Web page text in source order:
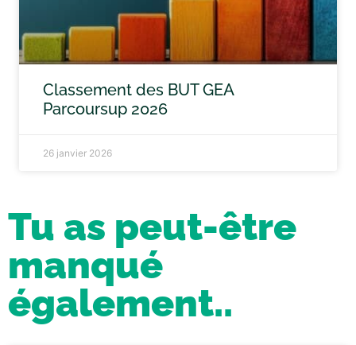
Classement des BUT GEA
Parcoursup 2026
26 janvier 2026
Tu as peut-être
manqué
également..